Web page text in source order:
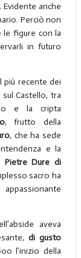
Evidente anche
Perciò non
le figure con la
in futuro
più recente dei
Castello, tra
e la cripta
, frutto della
, che ha sede
e la
Pietre Dure di
sacro ha
aveva
di gusto
l’inizio della